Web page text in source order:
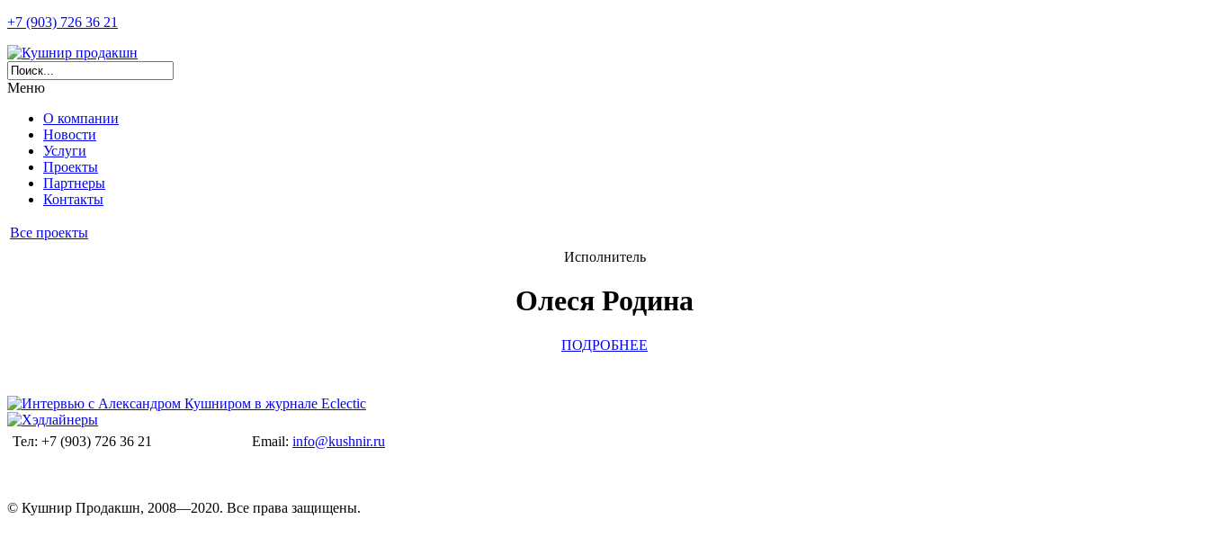
+7 (903) 726 36 21
Меню
О компании
Новости
Услуги
Проекты
Партнеры
Контакты
Все проекты
Исполнитель
Олеся Родина
ПОДРОБНЕЕ
Тел: +7 (903) 726 36 21 Email: info@kushnir.ru
© Кушнир Продакшн, 2008—2020. Все права защищены.